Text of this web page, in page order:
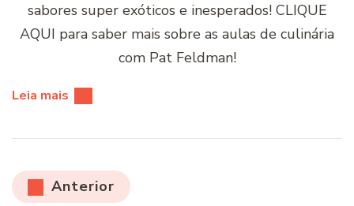
sabores super exóticos e inesperados! CLIQUE
AQUI para saber mais sobre as aulas de culinária
com Pat Feldman!
Leia mais
Paginação
Anterior